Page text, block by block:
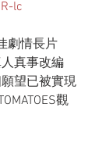
lc
劇情長片
真事改編
望已被實現
觀